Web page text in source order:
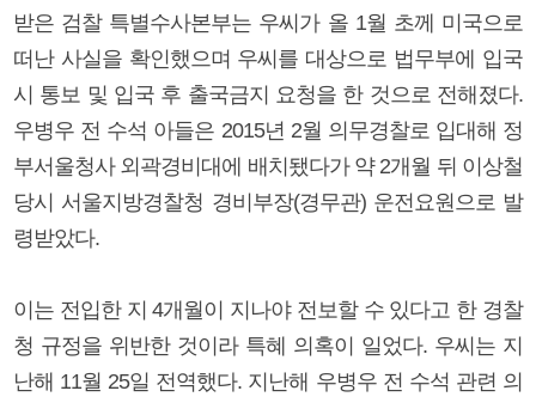
받은 검찰 특별수사본부는 우씨가 올 1월 초께 미국으로
떠난 사실을 확인했으며 우씨를 대상으로 법무부에 입국
시 통보 및 입국 후 출국금지 요청을 한 것으로 전해졌다.
우병우 전 수석 아들은 2015년 2월 의무경찰로 입대해 정
부서울청사 외곽경비대에 배치됐다가 약 2개월 뒤 이상철
당시 서울지방경찰청 경비부장(경무관) 운전요원으로 발
령받았다.
이는 전입한 지 4개월이 지나야 전보할 수 있다고 한 경찰
청 규정을 위반한 것이라 특혜 의혹이 일었다. 우씨는 지
난해 11월 25일 전역했다. 지난해 우병우 전 수석 관련 의